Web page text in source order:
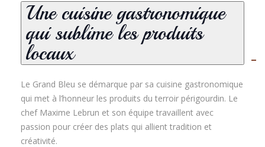
Une cuisine gastronomique
qui sublime les produits
locaux
Le Grand Bleu se démarque par sa cuisine gastronomique
qui met à l’honneur les produits du terroir périgourdin. Le
chef Maxime Lebrun et son équipe travaillent avec
passion pour créer des plats qui allient tradition et
créativité.